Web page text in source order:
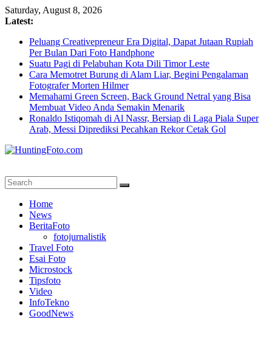
Skip
to
Saturday, August 8, 2026
Latest:
Peluang Creativepreneur Era Digital, Dapat Jutaan Rupiah
Per Bulan Dari Foto Handphone
Suatu Pagi di Pelabuhan Kota Dili Timor Leste
Cara Memotret Burung di Alam Liar, Begini Pengalaman
Fotografer Morten Hilmer
Memahami Green Screen, Back Ground Netral yang Bisa
Membuat Video Anda Semakin Menarik
Ronaldo Istiqomah di Al Nassr, Bersiap di Laga Piala Super
Arab, Messi Diprediksi Pecahkan Rekor Cetak Gol
Berita
Fotografi
Terpercaya
Home
News
BeritaFoto
fotojurnalistik
Travel Foto
Esai Foto
Microstock
Tipsfoto
Video
InfoTekno
GoodNews